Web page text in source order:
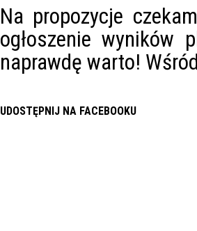
Na propozycje
ogłoszenie wyników
naprawdę warto!
UDOSTĘPNIJ NA FACEBOOKU